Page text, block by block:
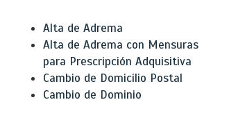
Alta de Adrema
Alta de Adrema con Mensuras
para Prescripción Adquisitiva
Cambio de Domicilio Postal
Cambio de Dominio